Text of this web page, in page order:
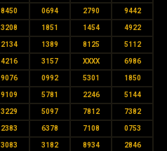
8450 0694 2790 9442
3208 1851 1454 4922
2134 1389 8125 5112
4216 3157 XXXX 6986
9076 0992 5301 1850
9109 5781 2246 5144
3229 5097 7812 7382
2383 6378 7108 0753
3083 3182 8934 2846